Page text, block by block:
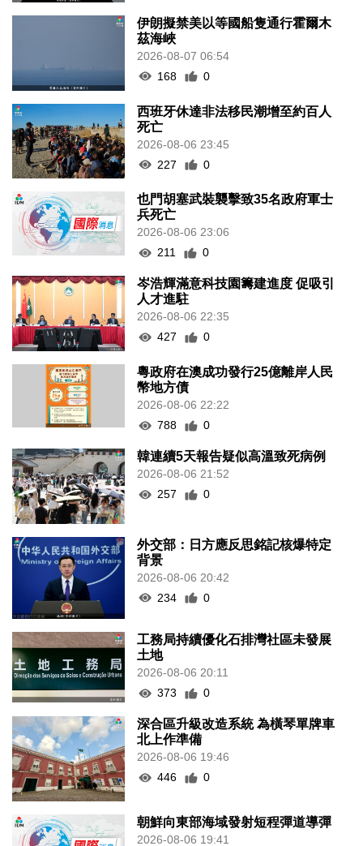
伊朗擬禁美以等國船隻通行霍爾木
茲海峽
2026-08-07 06:54
168
0
西班牙休達非法移民潮增至約百人
死亡
2026-08-06 23:45
227
0
也門胡塞武裝襲擊致35名政府軍士
兵死亡
2026-08-06 23:06
211
0
岑浩輝滿意科技園籌建進度 促吸引
人才進駐
2026-08-06 22:35
427
0
粵政府在澳成功發行25億離岸人民
幣地方債
2026-08-06 22:22
788
0
韓連續5天報告疑似高溫致死病例
2026-08-06 21:52
257
0
外交部：日方應反思銘記核爆特定
背景
2026-08-06 20:42
234
0
工務局持續優化石排灣社區未發展
土地
2026-08-06 20:11
373
0
深合區升級改造系統 為橫琴單牌車
北上作準備
2026-08-06 19:46
446
0
朝鮮向東部海域發射短程彈道導彈
2026-08-06 19:41